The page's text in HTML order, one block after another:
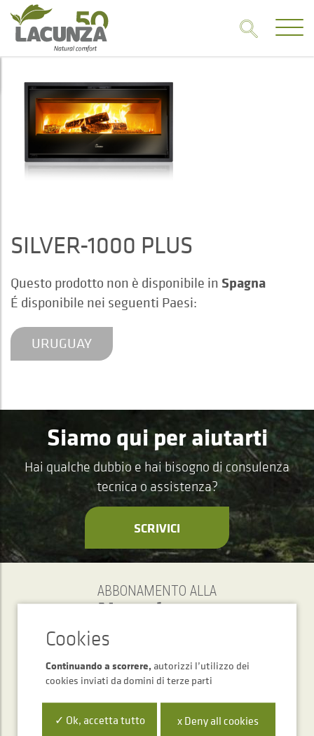
SILVER-1000 PLUS
Questo prodotto non è disponibile in Spagna
É disponibile nei seguenti Paesi:
URUGUAY
Siamo qui per aiutarti
Hai qualche dubbio e hai bisogno di consulenza
tecnica o assistenza?
SCRIVICI
ABBONAMENTO ALLA
Newsletter
INVIARE
Continuando a scorrere, autorizzi l’utilizzo dei
cookies inviati da domini di terze parti
✓ Ok, accetta tutto x Deny all cookies